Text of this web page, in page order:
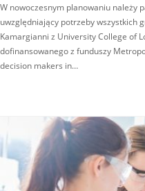
W nowoczesnym planowaniu należy
uwzględniający potrzeby wszystkich
Kamargianni z University College of
dofinansowanego z funduszy
decision makers in…